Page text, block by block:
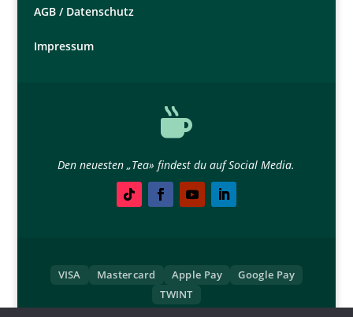
AGB / Datenschutz
Impressum

Den neuesten „Tea» findest du auf Social Media.
VISA Mastercard Apple Pay
Google Pay
TWINT